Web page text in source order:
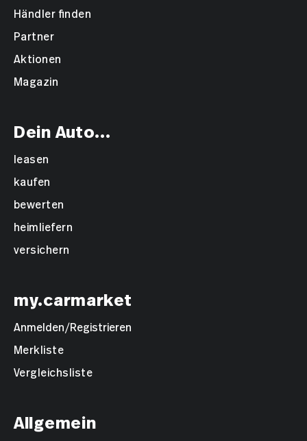
Händler finden
Partner
Aktionen
Magazin
Dein Auto...
leasen
kaufen
bewerten
heimliefern
versichern
my.carmarket
Anmelden/Registrieren
Merkliste
Vergleichsliste
Allgemein